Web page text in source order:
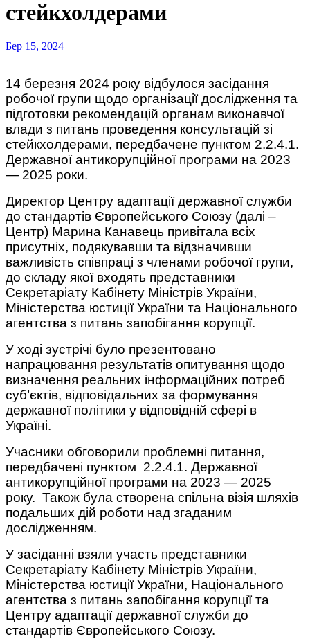
стейкхолдерами
Бер 15, 2024
14 березня 2024 року відбулося засідання
робочої групи щодо організації дослідження та
підготовки рекомендацій органам виконавчої
влади з питань проведення консультацій зі
стейкхолдерами, передбачене пунктом 2.2.4.1.
Державної антикорупційної програми на 2023
— 2025 роки.
Директор Центру адаптації державної служби
до стандартів Європейського Союзу (далі –
Центр) Марина Канавець привітала всіх
присутніх, подякувавши та відзначивши
важливість співпраці з членами робочої групи,
до складу якої входять представники
Секретаріату Кабінету Міністрів України,
Міністерства юстиції України та Національного
агентства з питань запобігання корупції.
У ході зустрічі було презентовано
напрацювання результатів опитування щодо
визначення реальних інформаційних потреб
суб’єктів, відповідальних за формування
державної політики у відповідній сфері в
Україні.
Учасники обговорили проблемні питання,
передбачені пунктом 2.2.4.1. Державної
антикорупційної програми на 2023 — 2025
року. Також була створена спільна візія шляхів
подальших дій роботи над згаданим
дослідженням.
У засіданні взяли участь представники
Секретаріату Кабінету Міністрів України,
Міністерства юстиції України, Національного
агентства з питань запобігання корупції та
Центру адаптації державної служби до
стандартів Європейського Союзу.